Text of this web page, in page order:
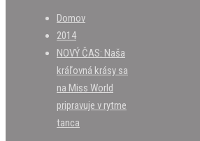
Domov
2014
NOVÝ ČAS: Naša
kráľovná krásy sa
na Miss World
pripravuje v rytme
tanca